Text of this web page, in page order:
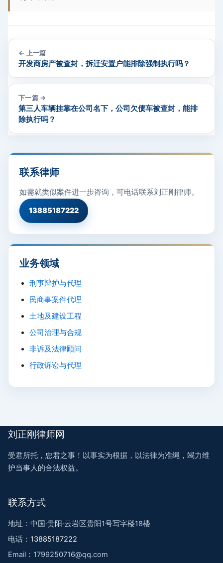
← 上一篇
开发商房产被查封，拆迁安置户能排除强制执行吗？
下一篇 →
第三人车辆挂靠在公司名下，公司欠债车被查封，能排
除执行吗？
联系律师
如需就类似案件进一步咨询，可电话联系刘正刚律师。
13885187222
业务领域
刑事辩护与代理
民商事案件代理
土地及建设工程
公司治理与合规
非诉及法律顾问
行政诉讼与代理
刘正刚律师网
受君所托，忠君之事！以事实为根据，以法律为准绳，竭力维
护当事人的合法权益。
联系方式
地址：中国·贵阳·云岩区贵阳1号写字楼18楼
电话： 13885187222
Email：1799250716@qq.com